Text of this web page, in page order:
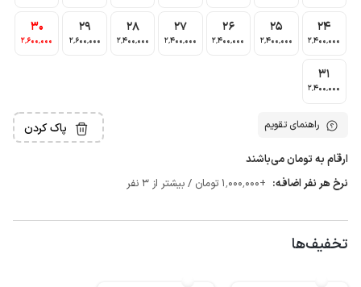
24
2٬400٬000
25
2٬400٬000
26
2٬400٬000
27
2٬400٬000
28
2٬400٬000
29
2٬600٬000
30
2٬600٬000
31
2٬400٬000
راهنمای تقویم پاک کردن
ارقام به تومان می‌باشند
نرخ هر نفر اضافه: +1٬000٬000 تومان / بیشتر از 3 نفر
تخفیف‌ها